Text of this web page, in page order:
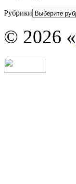
Рубрики
© 2026 «